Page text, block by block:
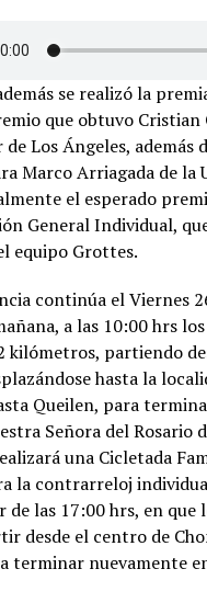
se realizó la
que obtuvo Cristian
Los Ángeles, además
Marco Arriagada de la
el esperado
General Individual,
equipo Grottes.
continúa el Viernes
a las 10:00 hrs
kilómetros, partiendo
hasta la
Queilen, para
Señora del Rosario
una Cicletada
la contrarreloj
de las 17:00 hrs, en
desde el centro de
terminar nuevamente